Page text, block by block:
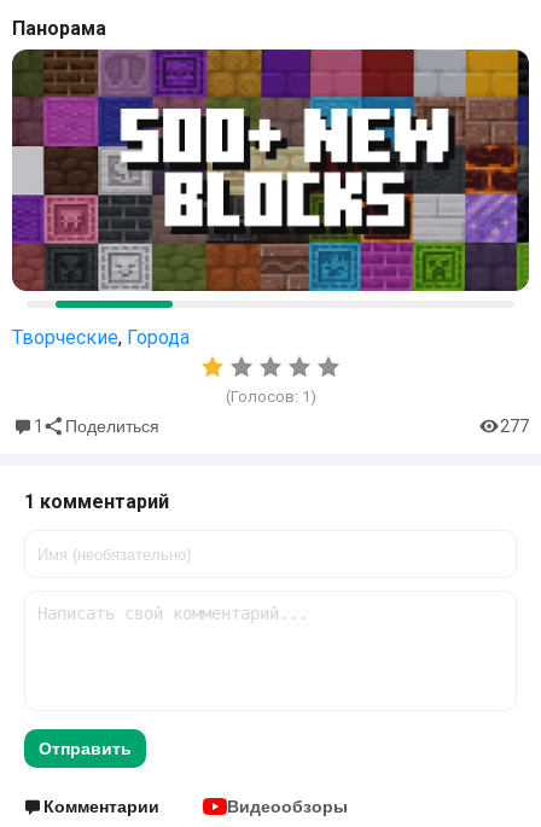
Панорама
Творческие, Города
(Голосов: 1 )
1 Поделиться 277
1 комментарий
Отправить
Комментарии Видеообзоры